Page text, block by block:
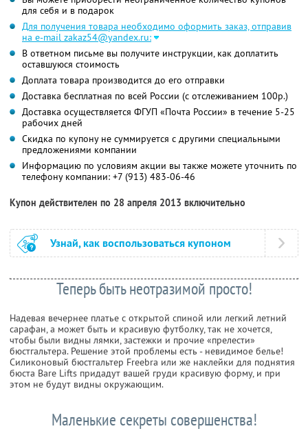
для себя и в подарок
Для получения товара необходимо оформить заказ, отправив
на e-mail zakaz54@yandex.ru:
В ответном письме вы получите инструкции, как доплатить
оставшуюся стоимость
Доплата товара производится до его отправки
Доставка бесплатная по всей России (с отслеживанием 100р.)
Доставка осуществляется ФГУП «Почта России» в течение 5-25
рабочих дней
Скидка по купону не суммируется с другими специальными
предложениями компании
Информацию по условиям акции вы также можете уточнить по
телефону компании: +7 (913) 483-06-46
Купон действителен по 28 апреля 2013 включительно
Узнай, как воспользоваться купоном
Теперь быть неотразимой просто!
Надевая вечернее платье с открытой спиной или легкий летний
сарафан, а может быть и красивую футболку, так не хочется,
чтобы были видны лямки, застежки и прочие «прелести»
бюстгальтера. Решение этой проблемы есть - невидимое белье!
Силиконовый бюстгальтер Freebra или же наклейки для поднятия
бюста Bare Lifts придадут вашей груди красивую форму, и при
этом не будут видны окружающим.
Маленькие секреты совершенства!